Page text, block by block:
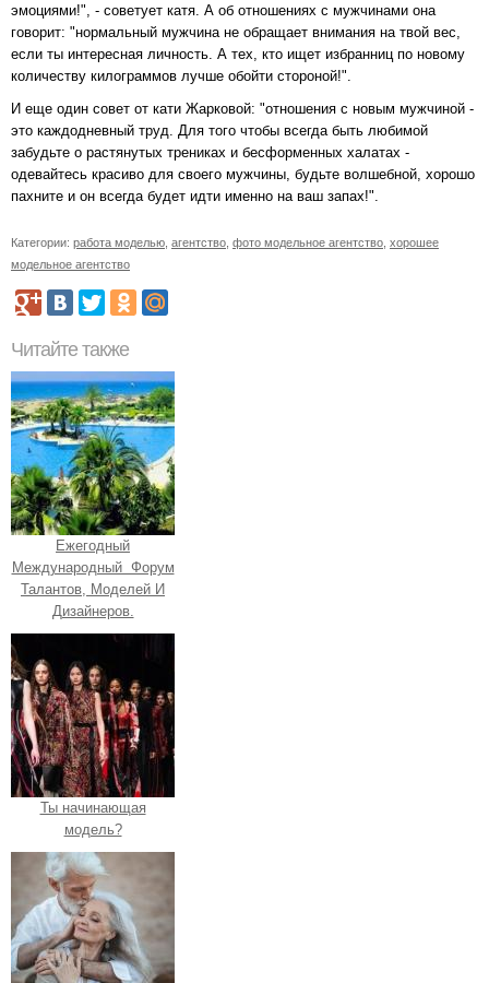
эмоциями!", - советует катя. А об отношениях с мужчинами она
говорит: "нормальный мужчина не обращает внимания на твой вес,
если ты интересная личность. А тех, кто ищет избранниц по новому
количеству килограммов лучше обойти стороной!".
И еще один совет от кати Жарковой: "отношения с новым мужчиной -
это каждодневный труд. Для того чтобы всегда быть любимой
забудьте о растянутых трениках и бесформенных халатах -
одевайтесь красиво для своего мужчины, будьте волшебной, хорошо
пахните и он всегда будет идти именно на ваш запах!".
Категории: работа моделью агентство фото модельное агентство хорошее
модельное агентство
Читайте также
Ежегодный
Международный Форум
Талантов, Моделей И
Дизайнеров.
Ты начинающая
модель?